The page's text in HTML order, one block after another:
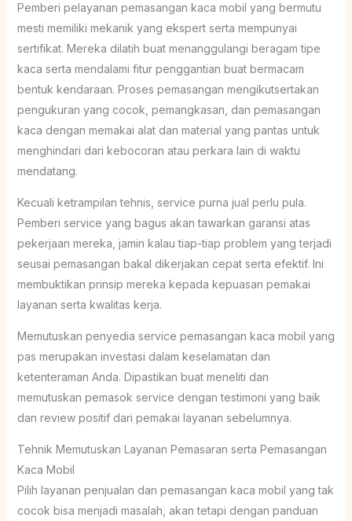
Pemberi pelayanan pemasangan kaca mobil yang bermutu
mesti memiliki mekanik yang ekspert serta mempunyai
sertifikat. Mereka dilatih buat menanggulangi beragam tipe
kaca serta mendalami fitur penggantian buat bermacam
bentuk kendaraan. Proses pemasangan mengikutsertakan
pengukuran yang cocok, pemangkasan, dan pemasangan
kaca dengan memakai alat dan material yang pantas untuk
menghindari dari kebocoran atau perkara lain di waktu
mendatang.
Kecuali ketrampilan tehnis, service purna jual perlu pula.
Pemberi service yang bagus akan tawarkan garansi atas
pekerjaan mereka, jamin kalau tiap-tiap problem yang terjadi
seusai pemasangan bakal dikerjakan cepat serta efektif. Ini
membuktikan prinsip mereka kepada kepuasan pemakai
layanan serta kwalitas kerja.
Memutuskan penyedia service pemasangan kaca mobil yang
pas merupakan investasi dalam keselamatan dan
ketenteraman Anda. Dipastikan buat meneliti dan
memutuskan pemasok service dengan testimoni yang baik
dan review positif dari pemakai layanan sebelumnya.
Tehnik Memutuskan Layanan Pemasaran serta Pemasangan
Kaca Mobil
Pilih layanan penjualan dan pemasangan kaca mobil yang tak
cocok bisa menjadi masalah, akan tetapi dengan panduan